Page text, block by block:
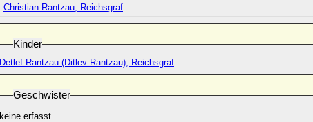
Christian Rantzau, Reichsgraf
Kinder
Detlef Rantzau (Ditlev Rantzau), Reichsgraf
Geschwister
keine erfasst